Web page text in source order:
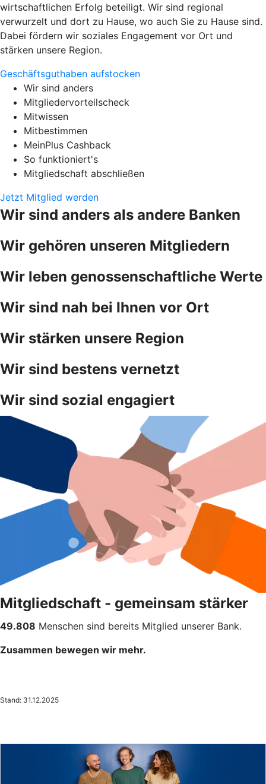
wirtschaftlichen Erfolg beteiligt. Wir sind regional
verwurzelt und dort zu Hause, wo auch Sie zu Hause sind.
Dabei fördern wir soziales Engagement vor Ort und
stärken unsere Region.
Geschäftsguthaben aufstocken
Wir sind anders
Mitgliedervorteilscheck
Mitwissen
Mitbestimmen
MeinPlus Cashback
So funktioniert's
Mitgliedschaft abschließen
Jetzt Mitglied werden
Wir sind anders als andere Banken
Wir gehören unseren Mitgliedern
Wir leben genossenschaftliche Werte
Wir sind nah bei Ihnen vor Ort
Wir stärken unsere Region
Wir sind bestens vernetzt
Wir sind sozial engagiert
Mitgliedschaft - gemeinsam stärker
49.808 Menschen sind bereits Mitglied unserer Bank.
Zusammen bewegen wir mehr.
Stand: 31.12.2025